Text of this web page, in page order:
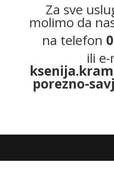
Za sve
molimo da
na telefon
ili
porezno-